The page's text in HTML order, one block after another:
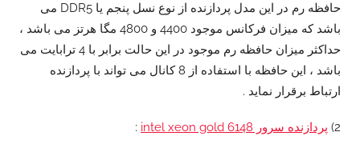
حافظه رم در این مدل پردازنده از نوع نسل پنجم یا DDR5 می
باشد که میزان فرکانس موجود 4400 و 4800 مگا هرتز می باشد ،
حداکثر میزان حافظه رم موجود در این حالت برابر با 4 ترابایت می
باشد ، این حافظه با استفاده از 8 کانال می تواند با پردازنده
ارتباط برقرار نماید .
2) پردازنده سرور intel xeon gold 6148 :